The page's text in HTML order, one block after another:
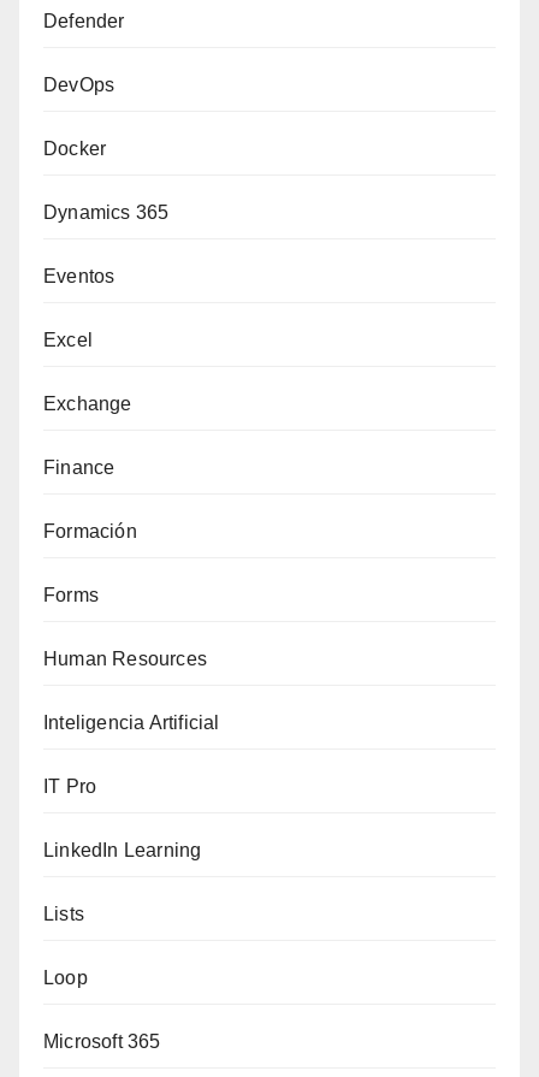
Defender
DevOps
Docker
Dynamics 365
Eventos
Excel
Exchange
Finance
Formación
Forms
Human Resources
Inteligencia Artificial
IT Pro
LinkedIn Learning
Lists
Loop
Microsoft 365